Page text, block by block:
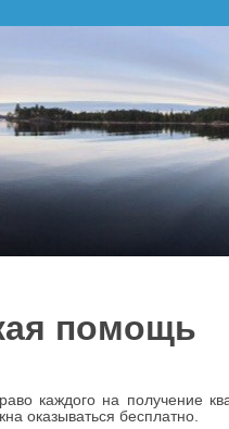
помощь
каждого на получение
оказываться бесплатно.